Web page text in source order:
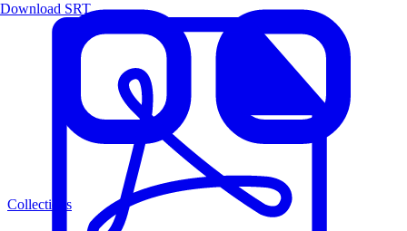
Collections
Download SRT